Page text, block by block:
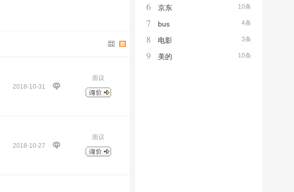
2018-10-31
面议
2018-10-27
面议
10条
6 京东
4条
7 bus
3条
8 电影
10条
9 美的